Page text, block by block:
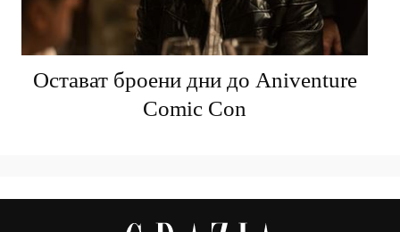
Остават броени дни до Aniventure
Comic Con